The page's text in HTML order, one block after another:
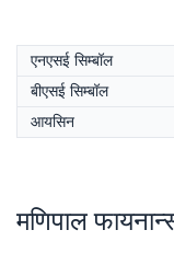
एनएसई सिम्बॉल
बीएसई सिम्बॉल
आयसिन
मणिपाल